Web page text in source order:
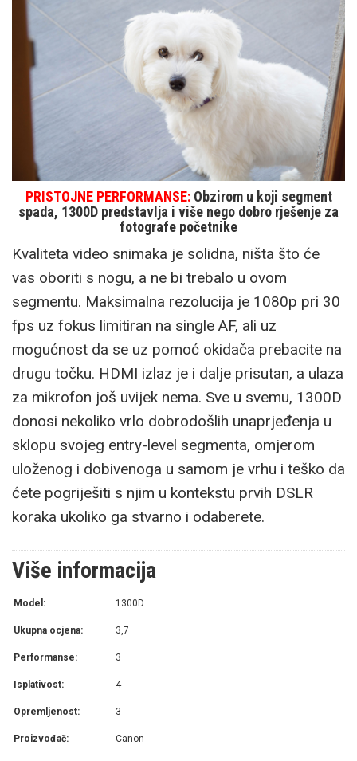
PRISTOJNE PERFORMANSE:Obzirom u koji segment
spada, 1300D predstavlja i više nego dobro rješenje za
fotografe početnike
Kvaliteta video snimaka je solidna, ništa što će
vas oboriti s nogu, a ne bi trebalo u ovom
segmentu. Maksimalna rezolucija je 1080p pri 30
fps uz fokus limitiran na single AF, ali uz
mogućnost da se uz pomoć okidača prebacite na
drugu točku. HDMI izlaz je i dalje prisutan, a ulaza
za mikrofon još uvijek nema. Sve u svemu, 1300D
donosi nekoliko vrlo dobrodošlih unaprjeđenja u
sklopu svojeg entry-level segmenta, omjerom
uloženog i dobivenoga u samom je vrhu i teško da
ćete pogriješiti s njim u kontekstu prvih DSLR
koraka ukoliko ga stvarno i odaberete.
Više informacija
Model: 1300D
Ukupna ocjena: 3,7
Performanse: 3
Isplativost: 4
Opremljenost: 3
Proizvođač: Canon